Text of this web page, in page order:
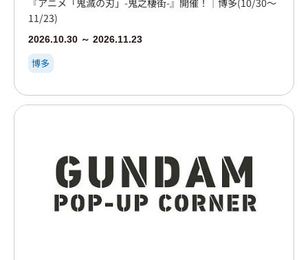
『アニメ「鬼滅の刃」-鬼之棲街-』開催！｜博多(10/30～
11/23)
2026.10.30 ～ 2026.11.23
博多